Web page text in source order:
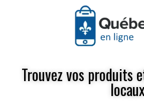
Trouvez vos produits